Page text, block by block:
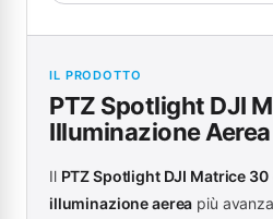
IL PRODOTTO
PTZ Spotlight DJI
Illuminazione
Il PTZ Spotlight DJI Matrice 30
illuminazione aerea più